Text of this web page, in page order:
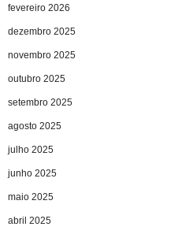
fevereiro 2026
dezembro 2025
novembro 2025
outubro 2025
setembro 2025
agosto 2025
julho 2025
junho 2025
maio 2025
abril 2025